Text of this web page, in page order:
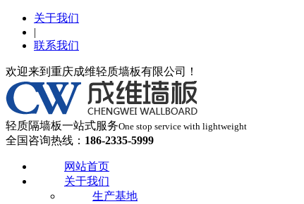
关于我们
|
联系我们
欢迎来到重庆成维轻质墙板有限公司！
轻质隔墙板一站式服务One stop service with lightweight
全国咨询热线： 186-2335-5999
网站首页
关于我们
生产基地